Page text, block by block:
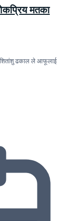
मतका
शितांशु ढकाल ले आफूलाई